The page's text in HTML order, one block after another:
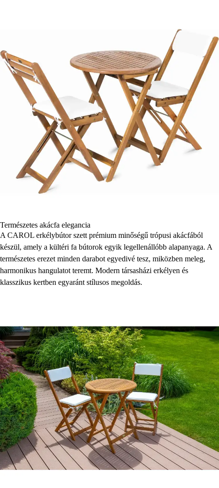
Természetes akácfa elegancia
A CAROL erkélybútor szett prémium minőségű trópusi akácfából
készül, amely a kültéri fa bútorok egyik legellenállóbb alapanyaga. A
természetes erezet minden darabot egyedivé tesz, miközben meleg,
harmonikus hangulatot teremt. Modern társasházi erkélyen és
klasszikus kertben egyaránt stílusos megoldás.